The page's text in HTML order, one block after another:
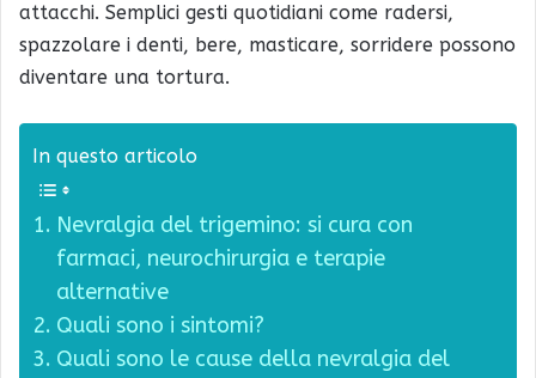
attacchi. Semplici gesti quotidiani come radersi,
spazzolare i denti, bere, masticare, sorridere possono
diventare una tortura.
In questo articolo
Nevralgia del trigemino: si cura con
farmaci, neurochirurgia e terapie
alternative
Quali sono i sintomi?
Quali sono le cause della nevralgia del